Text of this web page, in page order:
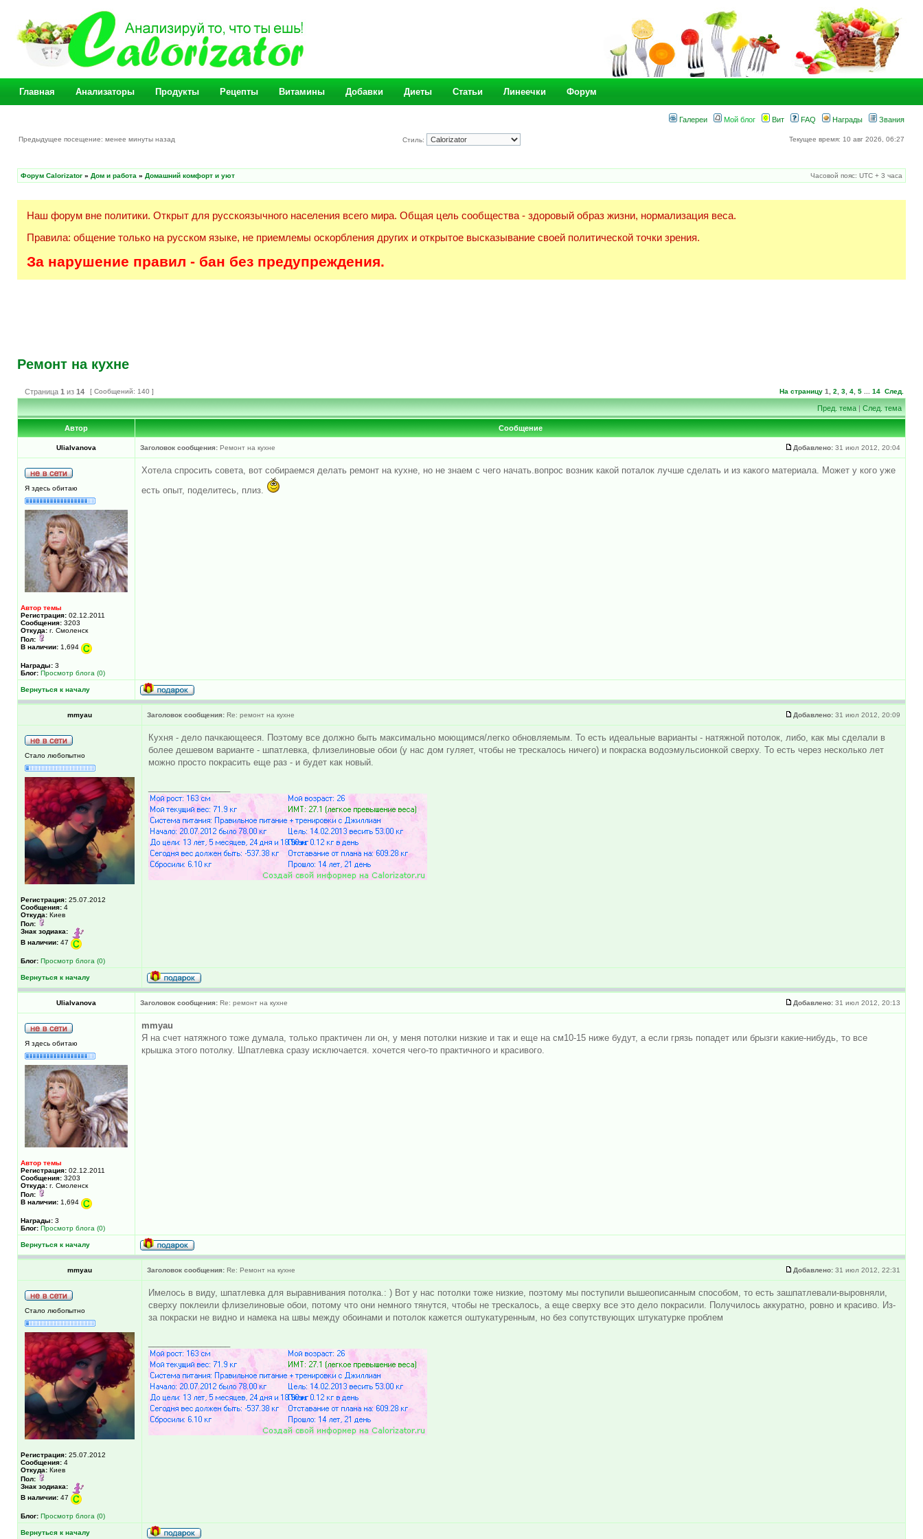
Главная Анализаторы Продукты Рецепты Витамины Добавки Диеты Статьи Линеечки Форум
Галереи Мой блог Вит FAQ Награды Звания
Предыдущее посещение: менее минуты назад Стиль: Текущее время: 10 авг 2026, 06:27
Форум Calorizator » Дом и работа » Домашний комфорт и уют Часовой пояс: UTC + 3 часа
Наш форум вне политики. Открыт для русскоязычного населения всего мира. Общая цель сообщества - здоровый образ жизни, нормализация веса.
Правила: общение только на русском языке, не приемлемы оскорбления других и открытое высказывание своей политической точки зрения.
За нарушение правил - бан без предупреждения.
Ремонт на кухне
Страница 1 из 14 [ Сообщений: 140 ] На страницу 1 2 3 4 5 14 След.
Пред. тема|След. тема
Автор Сообщение
UliaIvanova Заголовок сообщения: Ремонт на кухне Добавлено: 31 июл 2012, 20:04
Я здесь обитаю
Автор темы
Регистрация: 02.12.2011
Сообщения: 3203
Откуда: г. Смоленск
Пол:
В наличии: 1,694
Награды: 3
Блог: Просмотр блога (0)
Хотела спросить совета, вот собираемся делать ремонт на кухне, но не знаем с чего начать.вопрос возник какой поталок лучше сделать и из какого материала. Может у кого уже
есть опыт, поделитесь, плиз.
Вернуться к началу
mmyau Заголовок сообщения: Re: ремонт на кухне Добавлено: 31 июл 2012, 20:09
Стало любопытно
Регистрация: 25.07.2012
Сообщения: 4
Откуда: Киев
Пол:
Знак зодиака:
В наличии: 47
Блог: Просмотр блога (0)
Кухня - дело пачкающееся. Поэтому все должно быть максимально моющимся/легко обновляемым. То есть идеальные варианты - натяжной потолок, либо, как мы сделали в
более дешевом варианте - шпатлевка, флизелиновые обои (у нас дом гуляет, чтобы не трескалось ничего) и покраска водоэмульсионкой сверху. То есть через несколько лет
можно просто покрасить еще раз - и будет как новый.
Вернуться к началу
UliaIvanova Заголовок сообщения: Re: ремонт на кухне Добавлено: 31 июл 2012, 20:13
Я здесь обитаю
Автор темы
Регистрация: 02.12.2011
Сообщения: 3203
Откуда: г. Смоленск
Пол:
В наличии: 1,694
Награды: 3
Блог: Просмотр блога (0)
mmyau
Я на счет натяжного тоже думала, только практичен ли он, у меня потолки низкие и так и еще на см10-15 ниже будут, а если грязь попадет или брызги какие-нибудь, то все
крышка этого потолку. Шпатлевка сразу исключается. хочется чего-то практичного и красивого.
Вернуться к началу
mmyau Заголовок сообщения: Re: Ремонт на кухне Добавлено: 31 июл 2012, 22:31
Стало любопытно
Регистрация: 25.07.2012
Сообщения: 4
Откуда: Киев
Пол:
Знак зодиака:
В наличии: 47
Блог: Просмотр блога (0)
Имелось в виду, шпатлевка для выравнивания потолка.: ) Вот у нас потолки тоже низкие, поэтому мы поступили вышеописанным способом, то есть зашпатлевали-выровняли,
сверху поклеили флизелиновые обои, потому что они немного тянутся, чтобы не трескалось, а еще сверху все это дело покрасили. Получилось аккуратно, ровно и красиво. Из-
за покраски не видно и намека на швы между обоинами и потолок кажется оштукатуренным, но без сопутствующих штукатурке проблем
Вернуться к началу